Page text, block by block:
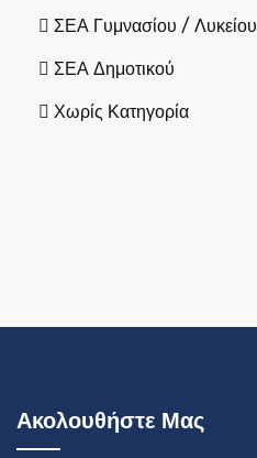
ΣΕΑ Γυμνασίου / Λυκείου
ΣΕΑ Δημοτικού
Χωρίς Κατηγορία
Ακολουθήστε Μας